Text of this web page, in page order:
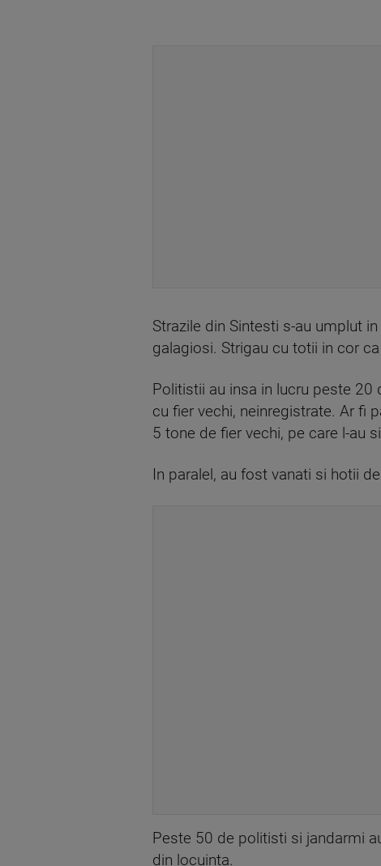
Strazile din Sintesti s-au umplut
galagiosi. Strigau cu totii in cor
Politistii au insa in lucru peste
cu fier vechi, neinregistrate. Ar fi
5 tone de fier vechi, pe care l-au
In paralel, au fost vanati si hotii
Peste 50 de politisti si jandarmi
din locuinta.